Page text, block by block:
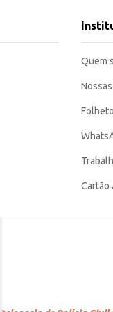
comerciais e
Quem
Cartão